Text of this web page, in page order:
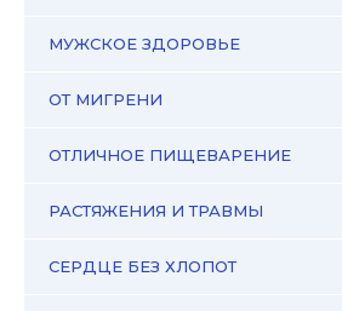
МУЖСКОЕ ЗДОРОВЬЕ
ОТ МИГРЕНИ
ОТЛИЧНОЕ ПИЩЕВАРЕНИЕ
РАСТЯЖЕНИЯ И ТРАВМЫ
СЕРДЦЕ БЕЗ ХЛОПОТ